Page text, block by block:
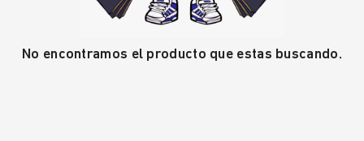
No encontramos el producto que estas buscando.